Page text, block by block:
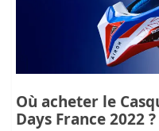
Où acheter le
Days France 2022 ?